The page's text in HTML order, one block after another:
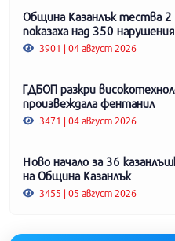
Община Казанлък тества
показаха над 350
3901 | 04 август 2026
ГДБОП разкри
произвеждала фентанил
3471 | 04 август 2026
Ново начало за 36
на Община Казанлък
3455 | 05 август 2026